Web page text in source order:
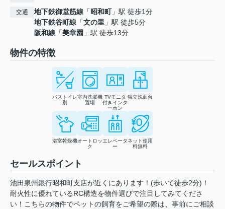
交通 地下鉄御堂筋線 「昭和町」駅 徒歩1分
地下鉄谷町線 「文の里 」駅 徒歩5分
阪和線 「美章園 」駅 徒歩13分
物件の特徴
バストイレ
別
室内洗濯機
置場
TVモニタ
付きインタ
ーホン
独立洗面台
浴室乾燥機オートロッ
ク
エレベータ
ー
ネット使用
料無料
セールスポイント
池田泉州銀行昭和町支店が近くにあります！(歩いて徒歩2分)！
耐火性に優れているRC構造を物件選びで注目してみてくださ
い！こちらの物件でペットの飼育をご希望の際は、事前にご相談